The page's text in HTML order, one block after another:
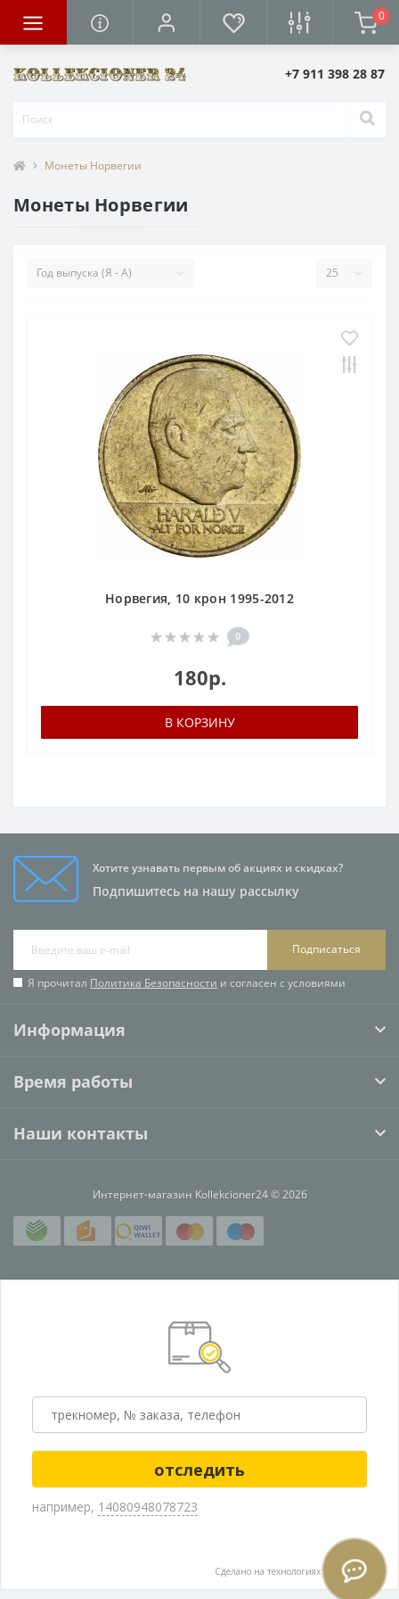
0
+7 911 398 28 87
Монеты Норвегии
Монеты Норвегии
Норвегия, 10 крон 1995-2012
0
180р.
В КОРЗИНУ
Хотите узнавать первым об акциях и скидках?
Подпишитесь на нашу рассылку
Подписаться
Я прочитал Политика Безопасности и согласен с условиями
Информация
Время работы
Наши контакты
Интернет-магазин Kollekcioner24 © 2026